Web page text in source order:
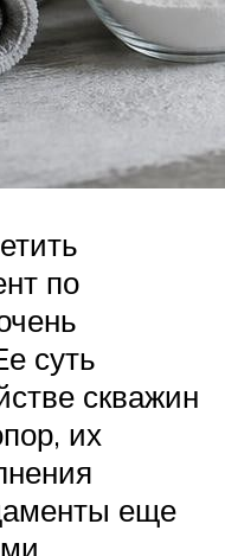
по
суть
скважин
их
еще